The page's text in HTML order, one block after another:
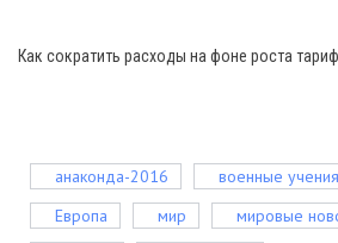
Как сократить расходы на фоне роста
анаконда-2016 военные учения
Европа
мир мировые